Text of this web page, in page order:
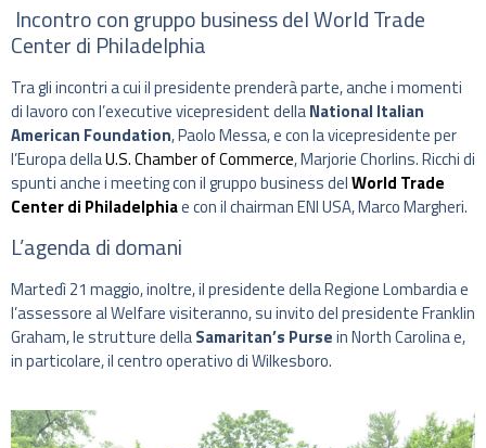
Incontro con gruppo business del World Trade
Center di Philadelphia
Tra gli incontri a cui il presidente prenderà parte, anche i momenti
di lavoro con l’executive vicepresident dellaNational Italian
American Foundation, Paolo Messa, e con la vicepresidente per
l’Europa dellaU.S. Chamber of Commerce, Marjorie Chorlins. Ricchi di
spunti anche i meeting con il gruppo business delWorld Trade
Center di Philadelphiae con il chairman ENI USA, Marco Margheri.
L’agenda di domani
Martedì 21 maggio, inoltre, il presidente della Regione Lombardia e
l’assessore al Welfare visiteranno, su invito del presidente Franklin
Graham, le strutture dellaSamaritan’s Pursein North Carolina e,
in particolare, il centro operativo di Wilkesboro.